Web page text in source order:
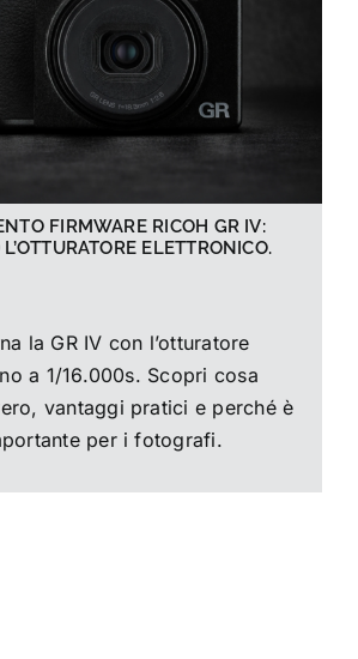
FIRMWARE RICOH GR IV:
ELETTRONICO.
la GR IV con l’otturatore
a 1/16.000s. Scopri cosa
vantaggi pratici e perché è
per i fotografi.